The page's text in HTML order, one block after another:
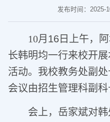
发布时间：2025-
10月 16 日上午，
长韩明均一行来校开
活动。我校教务处副处
会议由招生管理科副科
会上，岳家斌对